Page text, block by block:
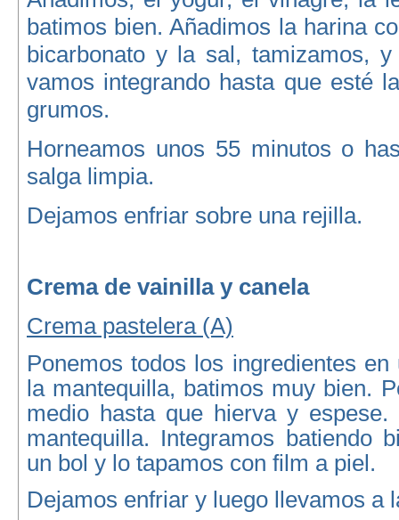
batimos bien. Añadimos la harina
bicarbonato y la sal, tamizamos,
vamos integrando hasta que esté
grumos.
Horneamos unos 55 minutos o
salga limpia.
Dejamos enfriar sobre una rejilla.
Crema de vainilla y canela
Crema pastelera (A)
Ponemos todos los ingredientes
la mantequilla, batimos muy bien.
medio hasta que hierva y
mantequilla. Integramos batiendo
un bol y lo tapamos con film a piel.
Dejamos enfriar y luego llevamos a